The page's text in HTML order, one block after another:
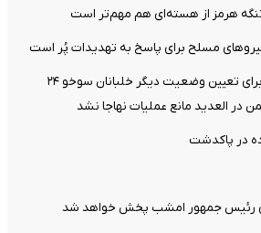
تنگه هرمز از هسته‌ای هم مهم‌تر است
مسلح برای پاسخ به تهدیدات پُر است
بسیج تمام ظرفیت‌ها برای تعیین وضعیت دیگر خلبانان سوخو ۲۴
در العدید مانع عملیات نهاجا نشد
در پاکدشت
رئیس جمهور امشب پخش خواهد شد